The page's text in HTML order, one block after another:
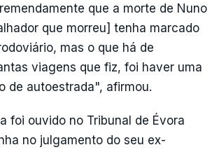
que a morte de Nuno
que morreu] tenha marcado
mas o que há de
viagens que fiz, foi haver uma
de autoestrada", afirmou.
foi ouvido no Tribunal de Évora
no julgamento do seu ex-